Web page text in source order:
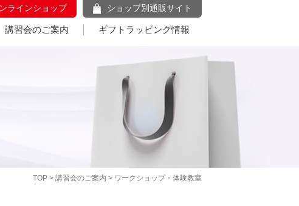
ラインショップ ショップ別通販サイト
講習会のご案内 ギフトラッピング情報
TOP > 講習会のご案内 > ワークショップ・体験教室